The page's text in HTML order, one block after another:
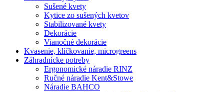
Sušené kvety
Kytice zo sušených kvetov
Stabilizované kvety
Dekorácie
Vianočné dekorácie
Kvasenie, klíčkovanie, microgreens
Záhradnícke potreby
Ergonomické náradie RINZ
Ručné náradie Kent&Stowe
Náradie BAHCO